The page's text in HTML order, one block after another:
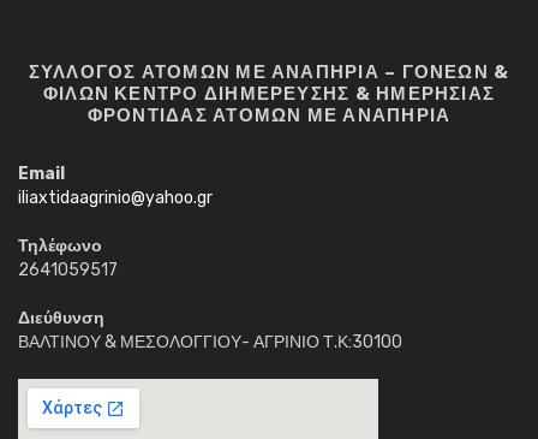
ΣΥΛΛΟΓΟΣ ΑΤΟΜΩΝ ΜΕ ΑΝΑΠΗΡΙΑ – ΓΟΝΕΩΝ &
ΦΙΛΩΝ ΚΕΝΤΡΟ ΔΙΗΜΕΡΕΥΣΗΣ & ΗΜΕΡΗΣΙΑΣ
ΦΡΟΝΤΙΔΑΣ ΑΤΟΜΩΝ ΜΕ ΑΝΑΠΗΡΙΑ
Email
iliaxtidaagrinio@yahoo.gr
Τηλέφωνο
2641059517
Διεύθυνση
ΒΑΛΤΙΝΟΥ & ΜΕΣΟΛΟΓΓΙΟΥ- ΑΓΡΙΝΙΟ Τ.Κ:30100